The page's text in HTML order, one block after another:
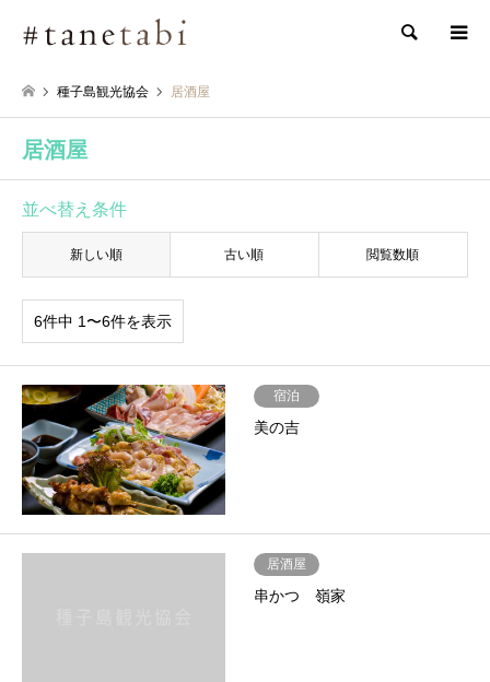
検索
種子島観光協会 居酒屋
居酒屋
並べ替え条件
新しい順 古い順 閲覧数順
6件中 1〜6件を表示
宿泊
美の吉
居酒屋
串かつ 嶺家